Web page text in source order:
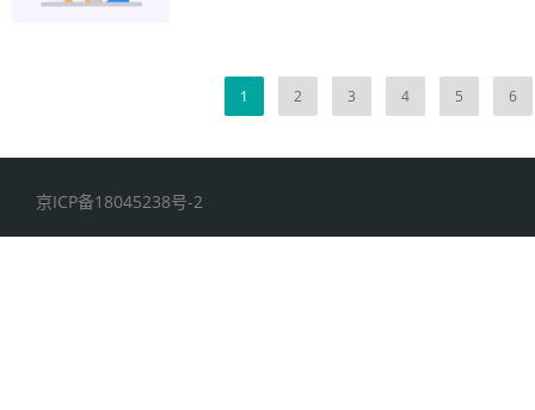
1 2 3 4 5 6
京ICP备18045238号-2